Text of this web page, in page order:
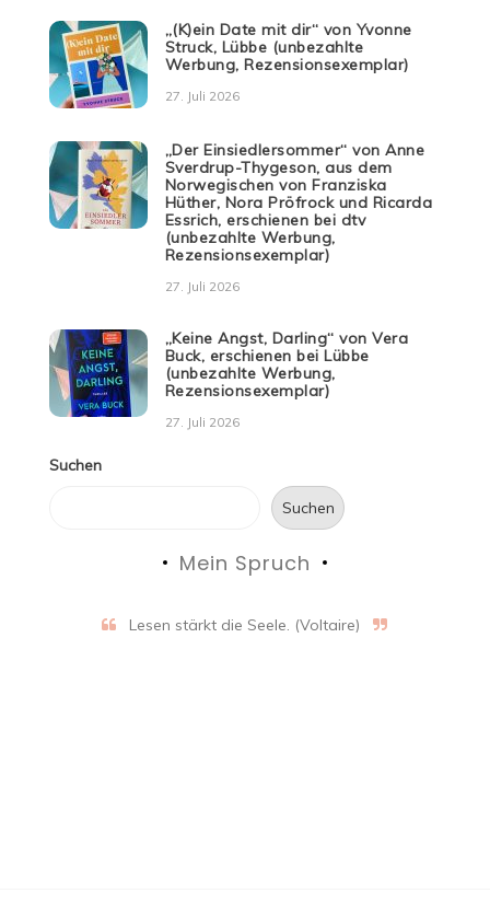
„(K)ein Date mit dir“ von Yvonne
Struck, Lübbe (unbezahlte
Werbung, Rezensionsexemplar)
27. Juli 2026
„Der Einsiedlersommer“ von Anne
Sverdrup-Thygeson, aus dem
Norwegischen von Franziska
Hüther, Nora Pröfrock und Ricarda
Essrich, erschienen bei dtv
(unbezahlte Werbung,
Rezensionsexemplar)
27. Juli 2026
„Keine Angst, Darling“ von Vera
Buck, erschienen bei Lübbe
(unbezahlte Werbung,
Rezensionsexemplar)
27. Juli 2026
Suchen
Suchen
Mein Spruch
Lesen stärkt die Seele. (Voltaire)